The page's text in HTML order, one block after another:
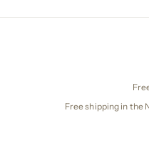
Free shipping in the